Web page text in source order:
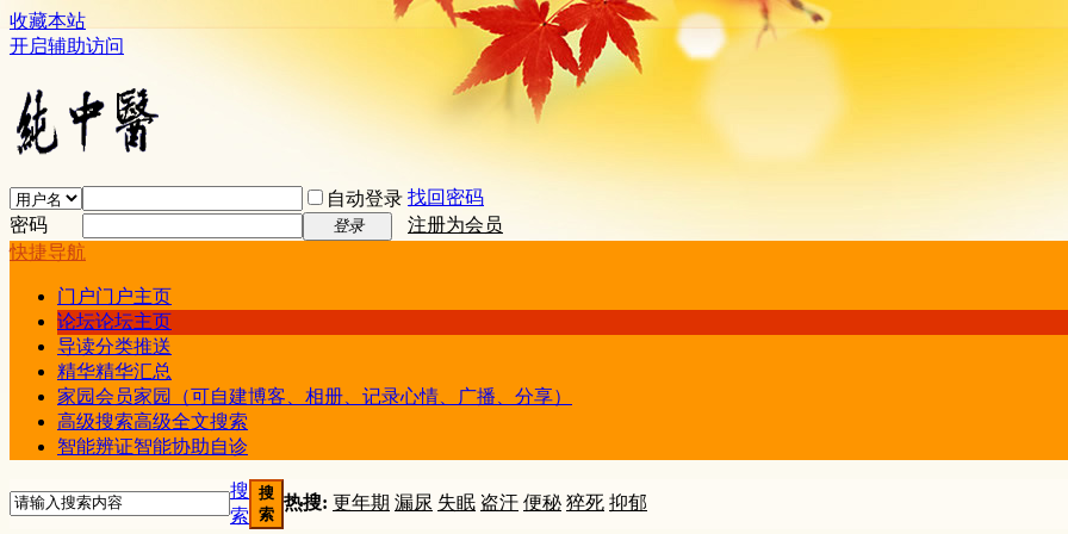
收藏本站
开启辅助访问
自动登录 找回密码
密码
登录
注册为会员
快捷导航
门户门户主页
论坛论坛主页
导读分类推送
精华精华汇总
家园会员家园（可自建博客、相册、记录心情、广播、分享）
高级搜索高级全文搜索
智能辨证智能协助自诊
搜
索
搜
索
热搜: 更年期 漏尿 失眠 盗汗 便秘 猝死 抑郁